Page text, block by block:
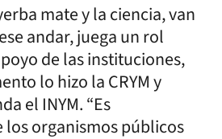
mate y la ciencia, van
andar, juega un rol
de las instituciones,
lo hizo la CRYM y
el INYM. “Es
organismos públicos